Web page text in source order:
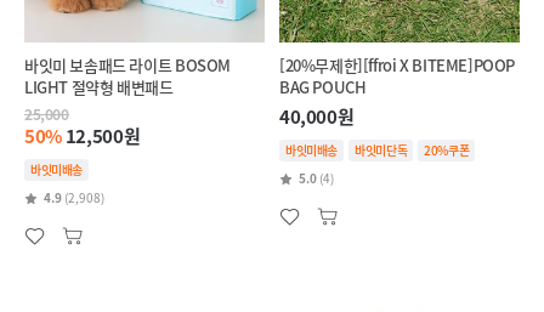
바잇미 보솜패드 라이트 BOSOM
LIGHT 절약형 배변패드
25,000
50%12,500원
바잇미배송
4.9 (2,908)
[20%무제한][ffroi X BITEME]POOP
BAG POUCH
40,000원
바잇미배송 바잇미단독
20%쿠폰
5.0 (4)